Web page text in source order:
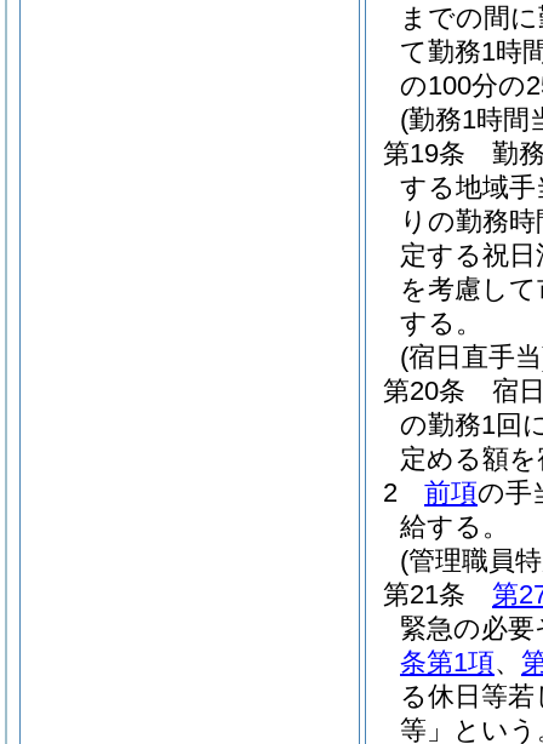
までの間
て勤務1時
の100分の
(勤務1時間
第19条
勤
する地域
りの勤務
定する祝
を考慮し
する。
(宿日直手
第20条
宿
の勤務1回
定める額
2
前項の手
給する。
(管理職員
第21条
第
緊急の必
条第1項、
る休日等
等」という